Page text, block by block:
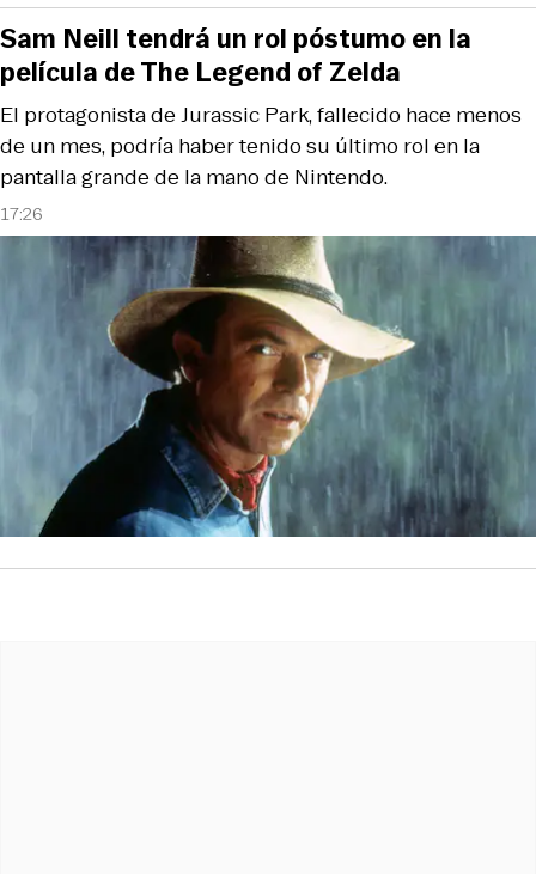
17:26
El protagonista de Jurassic Park, fallecido hace menos
de un mes, podría haber tenido su último rol en la
pantalla grande de la mano de Nintendo.
Sam Neill tendrá un rol póstumo en la
película de The Legend of Zelda